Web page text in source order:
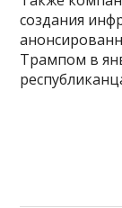
создания
Трампом в